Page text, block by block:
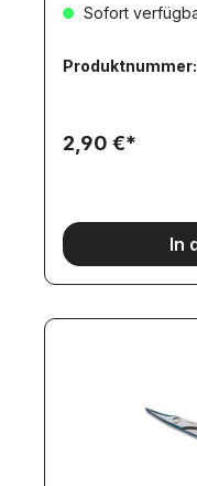
Kinder unter 12
Sofort
Produktnummer:
2,90 €*
In